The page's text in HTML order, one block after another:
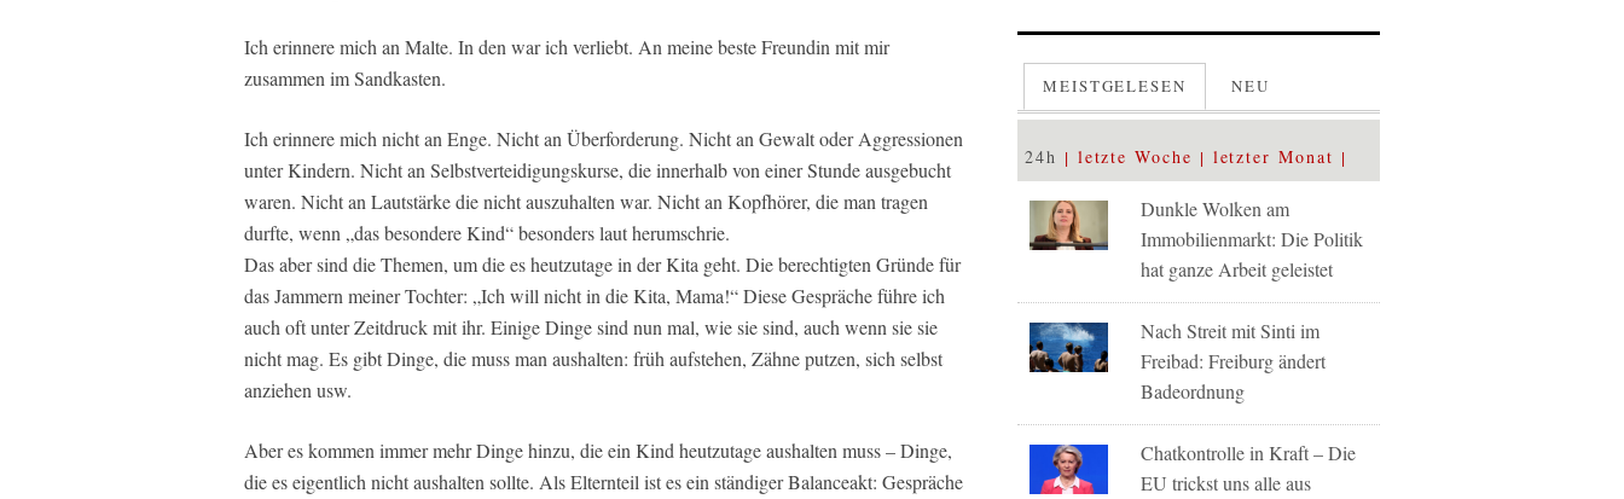
Ich erinnere mich an Malte. In den war ich verliebt. An meine beste Freundin mit mir
zusammen im Sandkasten.
Ich erinnere mich nicht an Enge. Nicht an Überforderung. Nicht an Gewalt oder Aggressionen
unter Kindern. Nicht an Selbstverteidigungskurse, die innerhalb von einer Stunde ausgebucht
waren. Nicht an Lautstärke die nicht auszuhalten war. Nicht an Kopfhörer, die man tragen
durfte, wenn „das besondere Kind“ besonders laut herumschrie.
Das aber sind die Themen, um die es heutzutage in der Kita geht. Die berechtigten Gründe für
das Jammern meiner Tochter: „Ich will nicht in die Kita, Mama!“ Diese Gespräche führe ich
auch oft unter Zeitdruck mit ihr. Einige Dinge sind nun mal, wie sie sind, auch wenn sie sie
nicht mag. Es gibt Dinge, die muss man aushalten: früh aufstehen, Zähne putzen, sich selbst
anziehen usw.
Aber es kommen immer mehr Dinge hinzu, die ein Kind heutzutage aushalten muss – Dinge,
die es eigentlich nicht aushalten sollte. Als Elternteil ist es ein ständiger Balanceakt: Gespräche
MEISTGELESEN NEU
24h letzte Woche letzter Monat
Dunkle Wolken am
Immobilienmarkt: Die Politik
hat ganze Arbeit geleistet
Nach Streit mit Sinti im
Freibad: Freiburg ändert
Badeordnung
Chatkontrolle in Kraft – Die
EU trickst uns alle aus